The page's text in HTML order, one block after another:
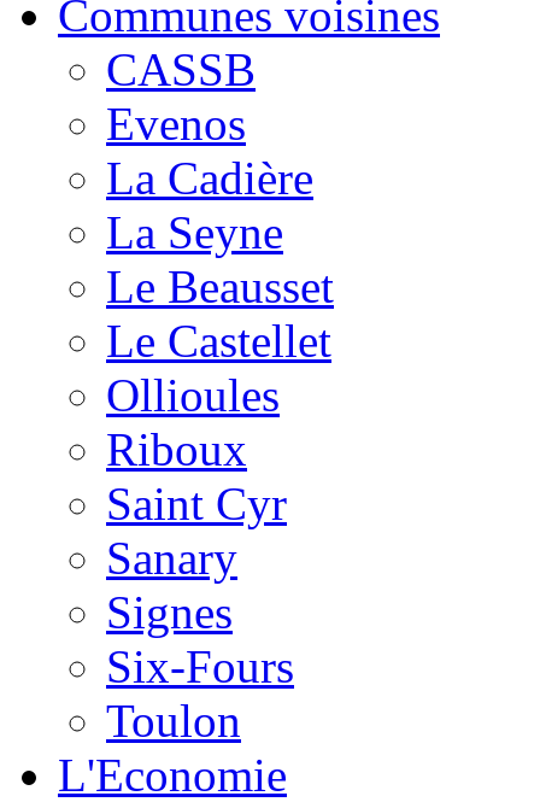
Communes voisines
CASSB
Evenos
La Cadière
La Seyne
Le Beausset
Le Castellet
Ollioules
Riboux
Saint Cyr
Sanary
Signes
Six-Fours
Toulon
L'Economie